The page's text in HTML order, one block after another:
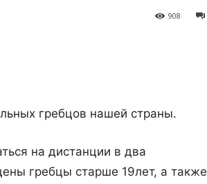
908
гребцов нашей страны.
на дистанции в два
гребцы старше 19лет, а также